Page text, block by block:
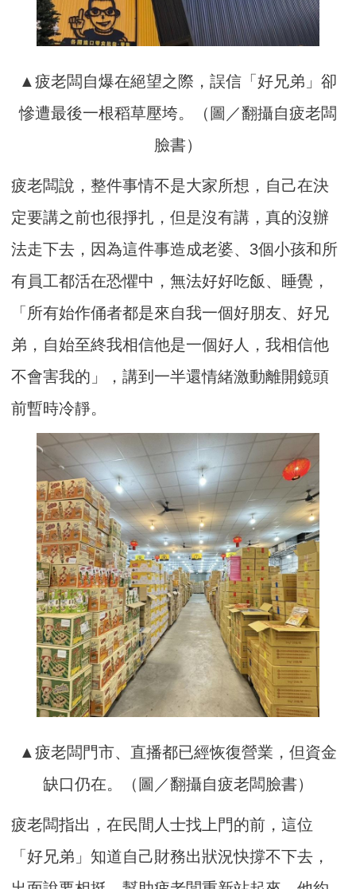
▲疲老闆自爆在絕望之際，誤信「好兄弟」卻
慘遭最後一根稻草壓垮。（圖／翻攝自疲老闆
臉書）
疲老闆說，整件事情不是大家所想，自己在決
定要講之前也很掙扎，但是沒有講，真的沒辦
法走下去，因為這件事造成老婆、3個小孩和所
有員工都活在恐懼中，無法好好吃飯、睡覺，
「所有始作俑者都是來自我一個好朋友、好兄
弟，自始至終我相信他是一個好人，我相信他
不會害我的」，講到一半還情緒激動離開鏡頭
前暫時冷靜。
▲疲老闆門市、直播都已經恢復營業，但資金
缺口仍在。（圖／翻攝自疲老闆臉書）
疲老闆指出，在民間人士找上門的前，這位
「好兄弟」知道自己財務出狀況快撐不下去，